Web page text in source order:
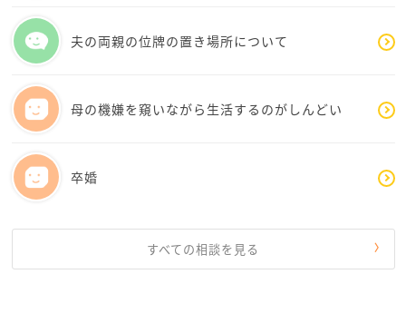
夫の両親の位牌の置き場所について
母の機嫌を窺いながら生活するのがしんどい
卒婚
すべての相談を見る